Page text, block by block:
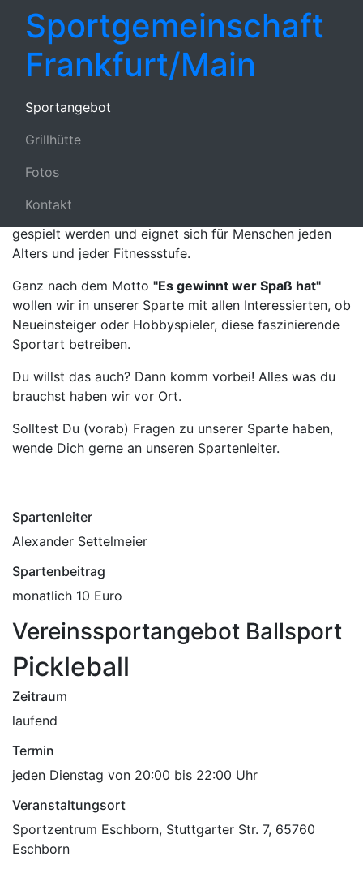
Deutschland e.V.
Sportgemeinschaft
Frankfurt/Main
Sportangebot
Grillhütte
Fotos
Kontakt
← Zurück zur Übersicht
Herzlich willkommen in der
Sparte Pickleball
Pickleball ist ein unterhaltsamer und dynamischer
Tischtennis kombiniert. Das Spiel wird auf einem
Es kann sowohl im Einzel- als auch im Doppelmodus
gespielt werden und eignet sich für Menschen jeden
Alters und jeder Fitnessstufe.
Ganz nach dem Motto "Es gewinnt wer Spaß hat"
wollen wir in unserer Sparte mit allen Interessierten, ob
Neueinsteiger oder Hobbyspieler, diese faszinierende
Sportart betreiben.
Du willst das auch? Dann komm vorbei! Alles was du
brauchst haben wir vor Ort.
Solltest Du (vorab) Fragen zu unserer Sparte haben,
wende Dich gerne an unseren Spartenleiter.
Spartenleiter
Alexander Settelmeier
Spartenbeitrag
monatlich 10 Euro
Vereinssportangebot Ballsport
Pickleball
Zeitraum
laufend
Termin
jeden Dienstag von 20:00 bis 22:00 Uhr
Veranstaltungsort
Sportzentrum Eschborn, Stuttgarter Str. 7, 65760
Eschborn